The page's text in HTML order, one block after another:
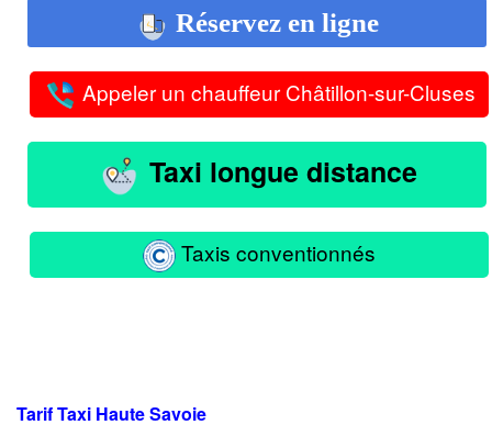
Réservez en ligne
Appeler un chauffeur Châtillon-sur-Cluses
Taxi longue distance
Taxis conventionnés
Tarif Taxi Haute Savoie